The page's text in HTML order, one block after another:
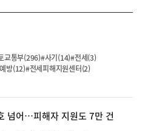
교통부(296)#사기(14)#전세(3)
방(12)#전세피해지원센터(2)
넘어…피해자 지원도 7만 건